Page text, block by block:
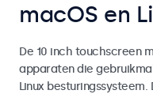
macOS en
De 10 inch touchscreen
apparaten die
Linux